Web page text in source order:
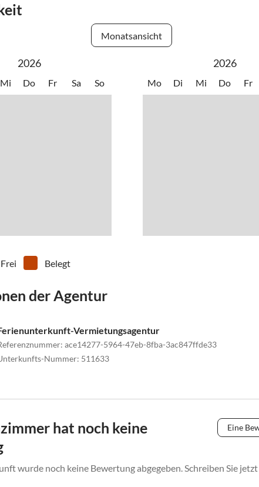
Monatsansicht
2026
Mi Do Fr Sa So
2026
Mo Di Mi Do Fr
Frei Belegt
der Agentur
Vermietungsagentur
: ace14277-5964-47eb-8fba-3ac847ffde33
Nummer: 511633
hat noch keine
Eine
wurde noch keine Bewertung abgegeben. Schreiben Sie